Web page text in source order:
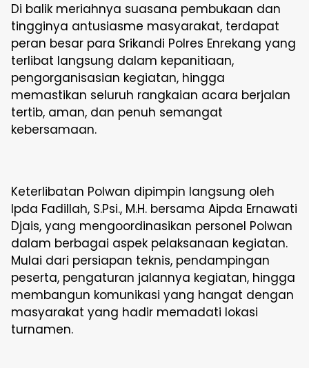
Di balik meriahnya suasana pembukaan dan
tingginya antusiasme masyarakat, terdapat
peran besar para Srikandi Polres Enrekang yang
terlibat langsung dalam kepanitiaan,
pengorganisasian kegiatan, hingga
memastikan seluruh rangkaian acara berjalan
tertib, aman, dan penuh semangat
kebersamaan.
Keterlibatan Polwan dipimpin langsung oleh
Ipda Fadillah, S.Psi., M.H. bersama Aipda Ernawati
Djais, yang mengoordinasikan personel Polwan
dalam berbagai aspek pelaksanaan kegiatan.
Mulai dari persiapan teknis, pendampingan
peserta, pengaturan jalannya kegiatan, hingga
membangun komunikasi yang hangat dengan
masyarakat yang hadir memadati lokasi
turnamen.